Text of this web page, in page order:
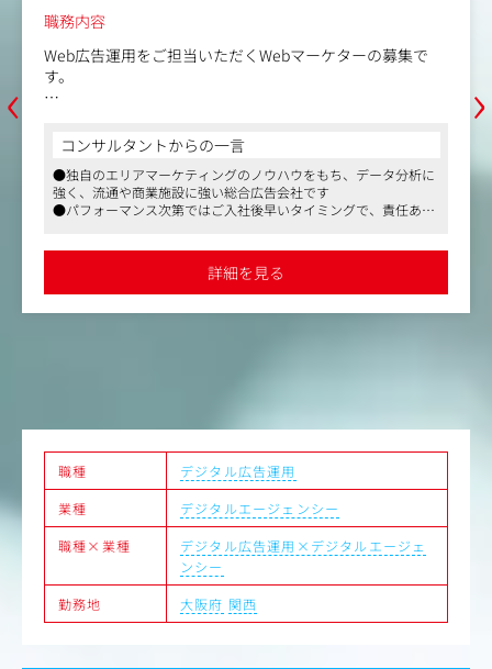
teo、RTB House、TikTok、YouTube、Twitter、Pinteres
t、SmartNews、Amazon、楽天
＜クライアント例＞
会社デイトナインターナショナル様など大手有名企業・ブ
ランド多数！
‹
職務内容
Web広告運用をご担当いただくWebマーケターの募集で
す。
リーディングカンパニーをはじめ、通販、サービス業と多
岐にわたります。
それらのクライアントに対して、Web広告運用をご担当い
ただきつつ、データ分析に基づく効果改善やプランナーと
わっていただくポジションです。
・レポーティングおよび提案
・プランナーと連携した施策企画
※LP分析は社内、制作は外部と連携
＜担当領域・媒体＞
・取扱媒体：Googleディスプレイ広告/Google検索広告/Yo
uTube広告/Yahooディスプレイ広告/Yahooリスティング広
告/Instagram広告/LINE広告/TVer広告/SmartNews広告/Ti
kTok広告/X広告/GeoFocus（自社媒体）
・KPI：集客数、流入数、CV数
コンサルタントからの一言
●独自のエリアマーケティングのノウハウをもち、データ分析に
強く、流通や商業施設に強い総合広告会社です
●パフォーマンス次第ではご入社後早いタイミングで、責任ある
スが整った長く働きやすい会社です
詳細を見る
›
職種
デジタル広告運用
業種
デジタルエージェンシー
職種×業種
デジタル広告運用×デジタルエージェ
ンシー
勤務地
大阪府 関西